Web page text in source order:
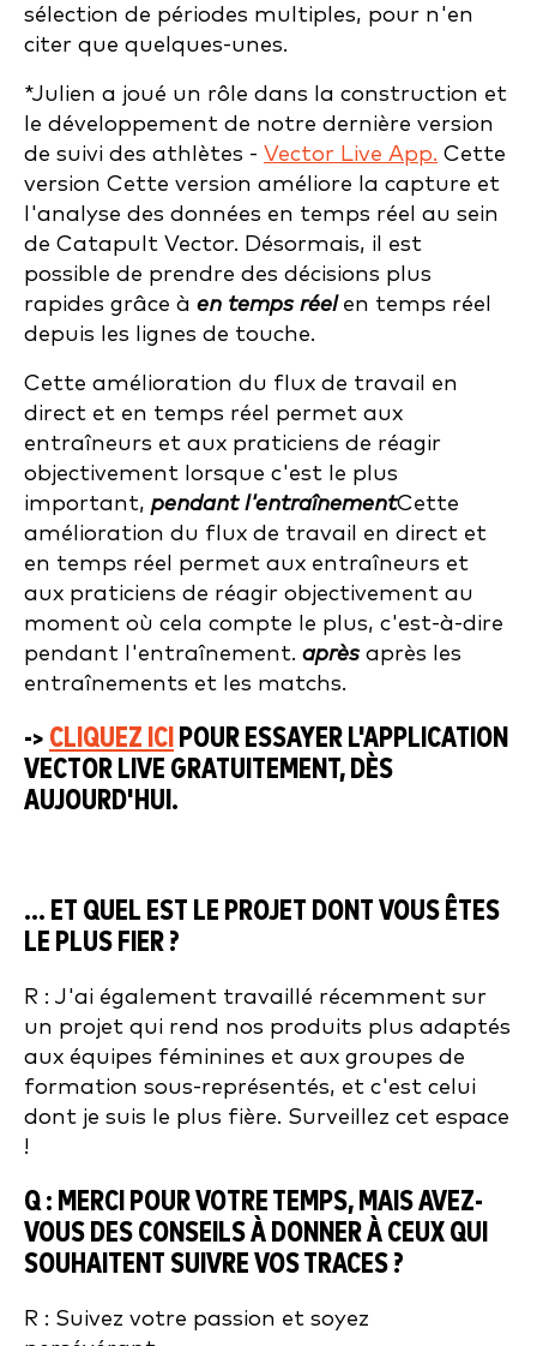
sélection de périodes multiples, pour n'en
citer que quelques-unes.
*Julien a joué un rôle dans la construction et
le développement de notre dernière version
de suivi des athlètes - Vector Live App. Cette
version Cette version améliore la capture et
l'analyse des données en temps réel au sein
de Catapult Vector. Désormais, il est
possible de prendre des décisions plus
rapides grâce à en temps réel en temps réel
depuis les lignes de touche.
Cette amélioration du flux de travail en
direct et en temps réel permet aux
entraîneurs et aux praticiens de réagir
objectivement lorsque c'est le plus
important, pendant l'entraînementCette
amélioration du flux de travail en direct et
en temps réel permet aux entraîneurs et
aux praticiens de réagir objectivement au
moment où cela compte le plus, c'est-à-dire
pendant l'entraînement. aprèsaprès les
entraînements et les matchs.
-> CLIQUEZ ICI POUR ESSAYER L'APPLICATION
VECTOR LIVE GRATUITEMENT, DÈS
AUJOURD'HUI.
... ET QUEL EST LE PROJET DONT VOUS ÊTES
LE PLUS FIER ?
R : J'ai également travaillé récemment sur
un projet qui rend nos produits plus adaptés
aux équipes féminines et aux groupes de
formation sous-représentés, et c'est celui
dont je suis le plus fière. Surveillez cet espace
!
Q : MERCI POUR VOTRE TEMPS, MAIS AVEZ-
VOUS DES CONSEILS À DONNER À CEUX QUI
SOUHAITENT SUIVRE VOS TRACES ?
R : Suivez votre passion et soyez